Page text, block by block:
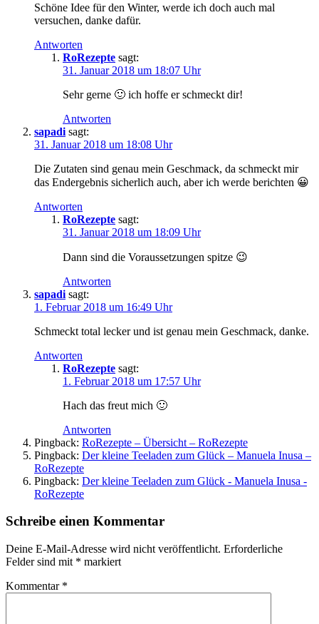
Schöne Idee für den Winter, werde ich doch auch mal
versuchen, danke dafür.
Antworten
RoRezepte sagt:
31. Januar 2018 um 18:07 Uhr
Sehr gerne 🙂 ich hoffe er schmeckt dir!
Antworten
sapadi sagt:
31. Januar 2018 um 18:08 Uhr
Die Zutaten sind genau mein Geschmack, da schmeckt mir
das Endergebnis sicherlich auch, aber ich werde berichten 😀
Antworten
RoRezepte sagt:
31. Januar 2018 um 18:09 Uhr
Dann sind die Voraussetzungen spitze 😉
Antworten
sapadi sagt:
1. Februar 2018 um 16:49 Uhr
Schmeckt total lecker und ist genau mein Geschmack, danke.
Antworten
RoRezepte sagt:
1. Februar 2018 um 17:57 Uhr
Hach das freut mich 🙂
Antworten
Pingback: RoRezepte – Übersicht – RoRezepte
Pingback: Der kleine Teeladen zum Glück – Manuela Inusa –
RoRezepte
Pingback: Der kleine Teeladen zum Glück - Manuela Inusa -
RoRezepte
Schreibe einen Kommentar
Deine E-Mail-Adresse wird nicht veröffentlicht. Erforderliche
Felder sind mit * markiert
Kommentar *